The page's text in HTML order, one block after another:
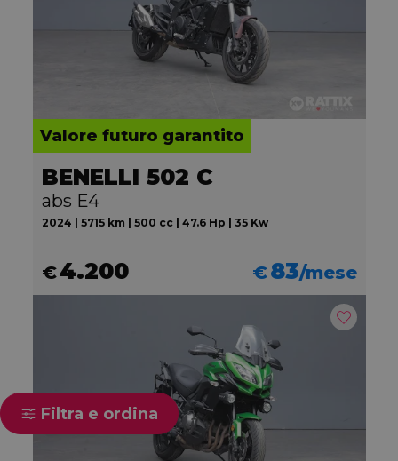
Valore futuro garantito
BENELLI 502 C
abs E4
2024 | 5715 km | 500 cc | 47.6 Hp | 35 Kw
€4.200 €83/mese
Filtra e ordina